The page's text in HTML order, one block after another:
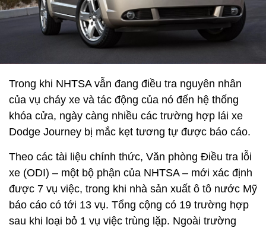
Trong khi NHTSA vẫn đang điều tra nguyên nhân
của vụ cháy xe và tác động của nó đến hệ thống
khóa cửa, ngày càng nhiều các trường hợp lái xe
Dodge Journey bị mắc kẹt tương tự được báo cáo.
Theo các tài liệu chính thức, Văn phòng Điều tra lỗi
xe (ODI) – một bộ phận của NHTSA – mới xác định
được 7 vụ việc, trong khi nhà sản xuất ô tô nước Mỹ
báo cáo có tới 13 vụ. Tổng cộng có 19 trường hợp
sau khi loại bỏ 1 vụ việc trùng lặp. Ngoài trường